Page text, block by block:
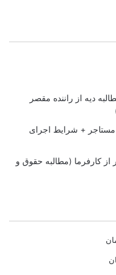
دیه از راننده مقصر
+ شرایط اجرای
از کارفرما (مطالبه حقوق و